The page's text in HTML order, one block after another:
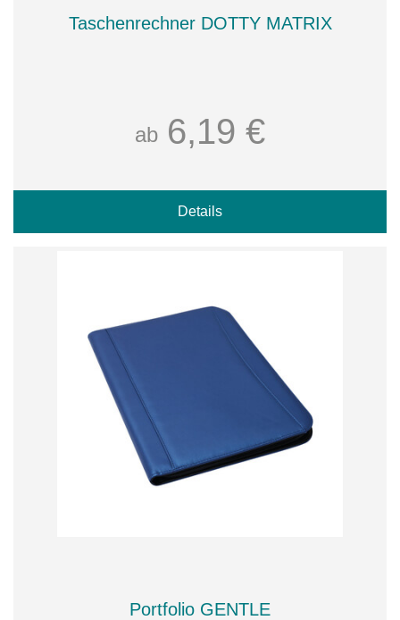
Taschenrechner DOTTY MATRIX
ab 6,19 €
Details
Portfolio GENTLE